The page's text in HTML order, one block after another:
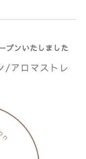
プンいたしました
/アロマストレ